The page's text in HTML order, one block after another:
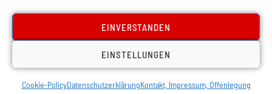
EINVERSTANDEN
EINSTELLUNGEN
Cookie-PolicyDatenschutzerklärungKontakt, Impressum, Offenlegung
Impressum, Offenlegung Cookie Policy
Datenschutz Kontakt